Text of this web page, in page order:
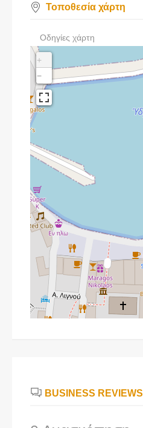
Τοποθεσία χάρτη
Οδηγίες χάρτη
+
−
BUSINESS REVIEWS